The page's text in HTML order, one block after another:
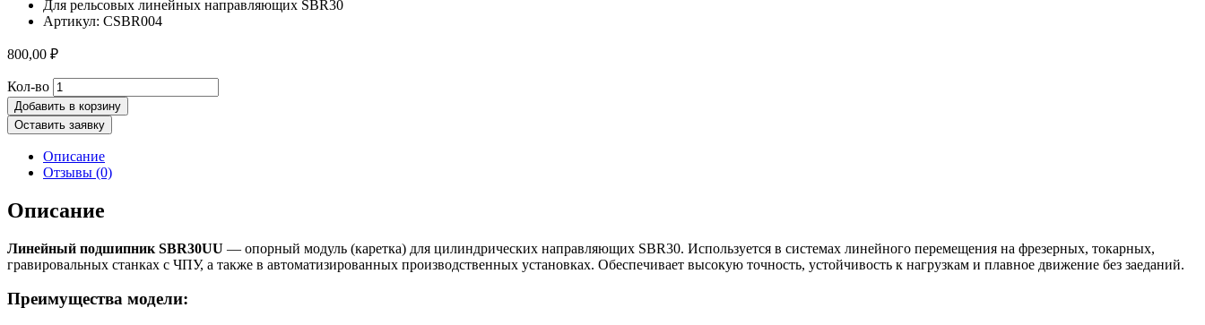
Для рельсовых линейных направляющих SBR30
Артикул: CSBR004
800,00 ₽
Кол-во Количество
товара
Линейный
подшипник
Добавить в корзину
Оставить заявку
Описание
Отзывы (0)
Описание
Линейный подшипник SBR30UU — опорный модуль (каретка) для цилиндрических направляющих SBR30. Используется в системах линейного перемещения на фрезерных, токарных,
гравировальных станках с ЧПУ, а также в автоматизированных производственных установках. Обеспечивает высокую точность, устойчивость к нагрузкам и плавное движение без заеданий.
Преимущества модели: